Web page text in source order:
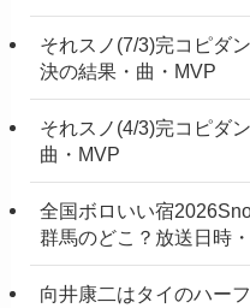
それスノ(7/3)完コピダ
決の結果・曲・MVP
それスノ(4/3)完コピダ
曲・MVP
全国ボロいい宿
群馬のどこ？放送日時
向井康二はタイのハー